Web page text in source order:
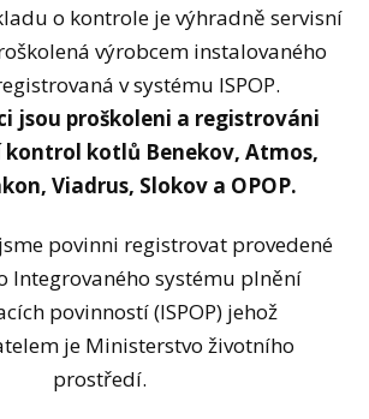
o kontrole je výhradně servisní
výrobcem instalovaného
v systému ISPOP.
jsou proškoleni a registrováni
kontrol kotlů Benekov, Atmos,
Viadrus, Slokov a OPOP.
povinni registrovat provedené
Integrovaného systému plnění
povinností (ISPOP) jehož
je Ministerstvo životního
prostředí.